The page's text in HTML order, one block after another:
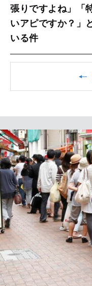
張りですよね」「
いアピですか？」
いる件